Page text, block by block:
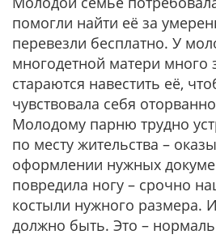
помогли найти её за
перевезли бесплатно. У
многодетной матери много
стараются навестить её,
чувствовала себя
Молодому парню трудно
по месту жительства –
оформлении нужных
повредила ногу – срочно
костыли нужного размера.
должно быть. Это –